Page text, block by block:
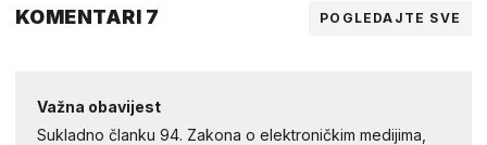
KOMENTARI 7 POGLEDAJTE SVE
Važna obavijest
Sukladno članku 94. Zakona o elektroničkim medijima,